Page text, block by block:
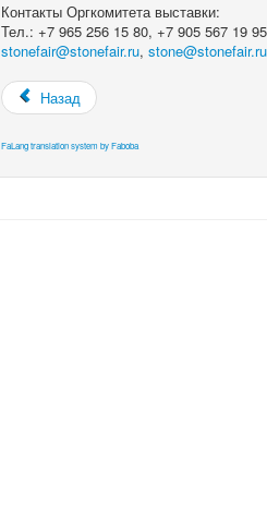
Контакты Оргкомитета выставки:
Тел.: +7 965 256 15 80, +7 905 567 19 95
stonefair@stonefair.ru,stone@stonefair.ru
Назад
FaLang translation system by Faboba